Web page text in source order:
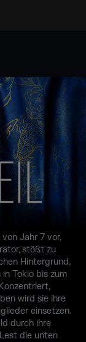
Jahr 7 vor,
stößt zu
Hintergrund,
Tokio bis zum
wird sie ihre
einsetzen.
durch ihre
die unten